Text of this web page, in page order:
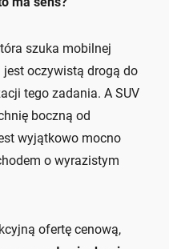
szuka mobilnej
oczywistą drogą do
tego zadania. A SUV
boczną od
wyjątkowo mocno
o wyrazistym
ofertę cenową,